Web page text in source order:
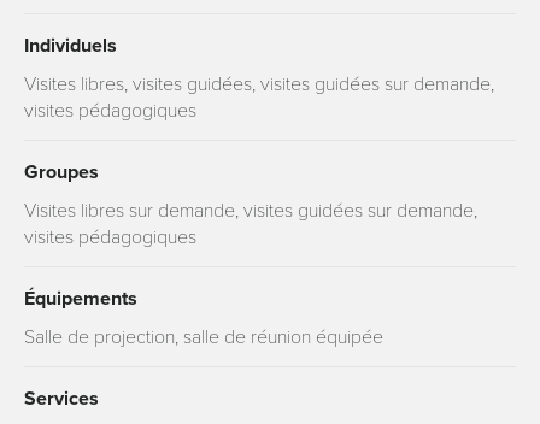
Individuels
Visites libres, visites guidées, visites guidées sur demande,
visites pédagogiques
Groupes
Visites libres sur demande, visites guidées sur demande,
visites pédagogiques
Équipements
Salle de projection, salle de réunion équipée
Services